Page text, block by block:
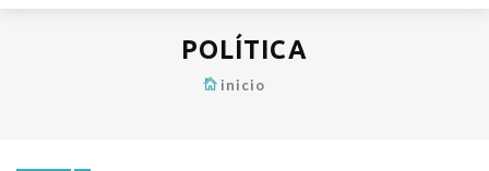
POLÍTICA
inicio